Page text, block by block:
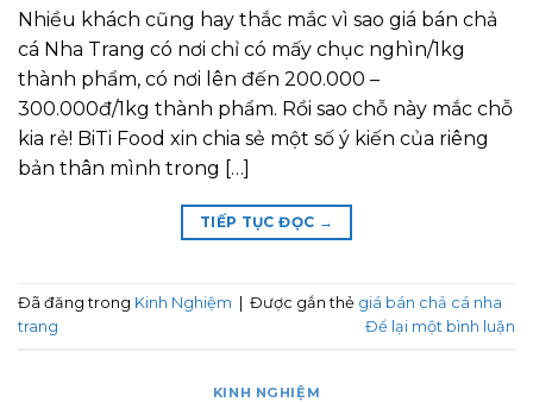
Nhiều khách cũng hay thắc mắc vì sao giá bán chả
cá Nha Trang có nơi chỉ có mấy chục nghìn/1kg
thành phẩm, có nơi lên đến 200.000 –
300.000đ/1kg thành phẩm. Rồi sao chỗ này mắc chỗ
kia rẻ! BiTi Food xin chia sẻ một số ý kiến của riêng
bản thân mình trong […]
TIẾP TỤC ĐỌC →
Đã đăng trong Kinh Nghiệm Được gắn thẻ giá bán chả cá nha
trang
Để lại một bình luận
KINH NGHIỆM